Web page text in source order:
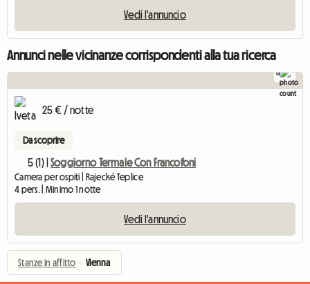
Vedi l'annuncio
Annunci nelle vicinanze corrispondenti alla tua ricerca
8
25 € / notte
Da scoprire
5 (1) | Soggiorno Termale Con Francofoni
Camera per ospiti | Rajecké Teplice
4 pers. | Minimo 1 notte
Vedi l'annuncio
Stanze in affitto › Vienna